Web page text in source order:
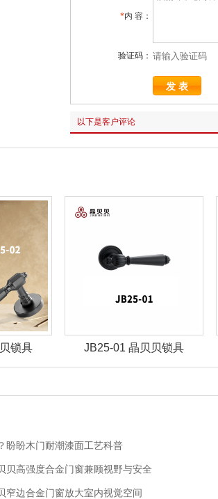
*内 容：
验证码：
以下是客户评论
锁具 JB25-01 晶贝贝锁具
盼盼木门耐潮漆面工艺科普
贝高强度合金门窗兼顾视野与安全
窄边合金门窗放大室内视觉空间